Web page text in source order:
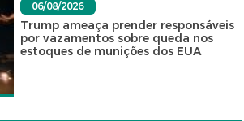
06/08/2026
Trump ameaça prender responsáveis
por vazamentos sobre queda nos
estoques de munições dos EUA